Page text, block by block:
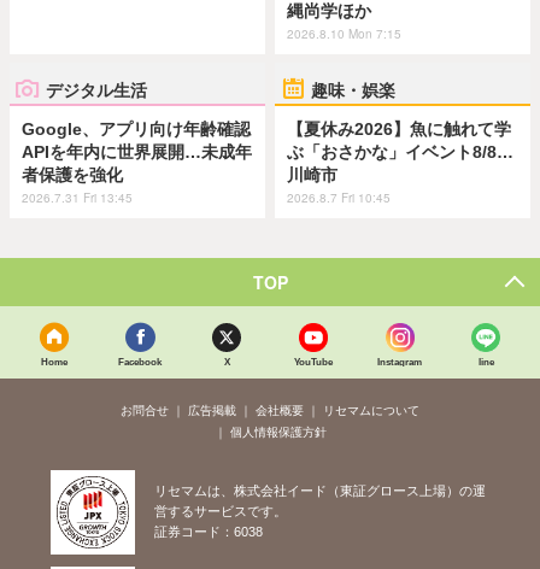
縄尚学ほか
2026.8.10 Mon 7:15
デジタル生活
Google、アプリ向け年齢確認
APIを年内に世界展開…未成年
者保護を強化
2026.7.31 Fri 13:45
趣味・娯楽
【夏休み2026】魚に触れて学
ぶ「おさかな」イベント8/8…
川崎市
2026.8.7 Fri 10:45
TOP
Home Facebook X YouTube Instagram line
お問合せ 広告掲載 会社概要
リセマムについて
個人情報保護方針
リセマムは、株式会社イード（東証グロース上場）の運
営するサービスです。
証券コード：6038